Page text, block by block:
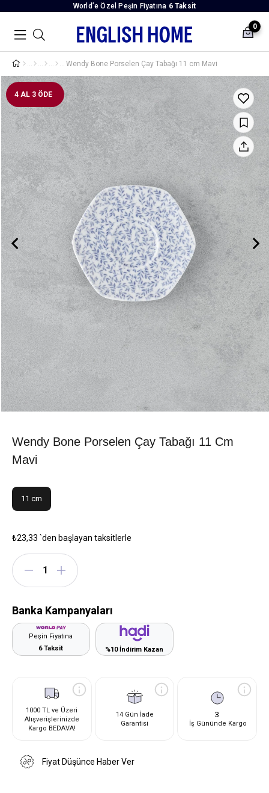
World’e Özel Peşin Fiyatına 6 Taksit
0
Wendy Bone Porselen Çay Tabağı 11 cm Mavi
4 AL 3 ÖDE
Wendy Bone Porselen Çay Tabağı 11 Cm
Mavi
11 cm
₺23,33 `den başlayan taksitlerle
Banka Kampanyaları
Peşin Fiyatına
6 Taksit
%10 İndirim Kazan
1000 TL ve Üzeri
Alışverişlerinizde
Kargo BEDAVA!
14 Gün İade
Garantisi
3
İş Gününde Kargo
Fiyat Düşünce Haber Ver